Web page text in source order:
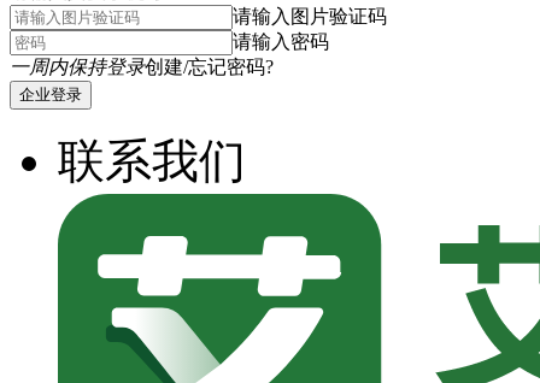
请输入图片验证码
请输入密码
一周内保持登录创建/忘记密码?
企业登录
联系我们